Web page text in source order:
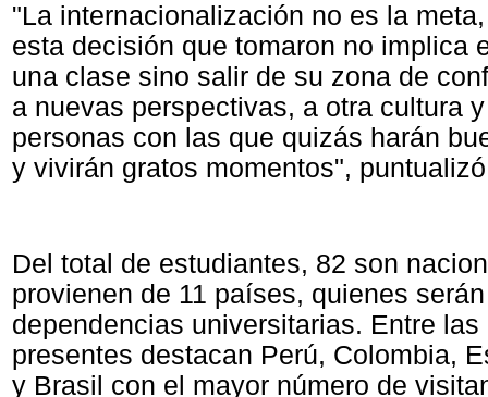
"La internacionalización no es la
esta decisión que tomaron no implica
una clase sino salir de su zona de
a nuevas perspectivas, a otra cultura
personas con las que quizás harán
y vivirán gratos momentos",
Del total de estudiantes, 82 son
provienen de 11 países, quienes
dependencias universitarias. Entre
presentes destacan Perú, Colombia,
y Brasil con el mayor número de